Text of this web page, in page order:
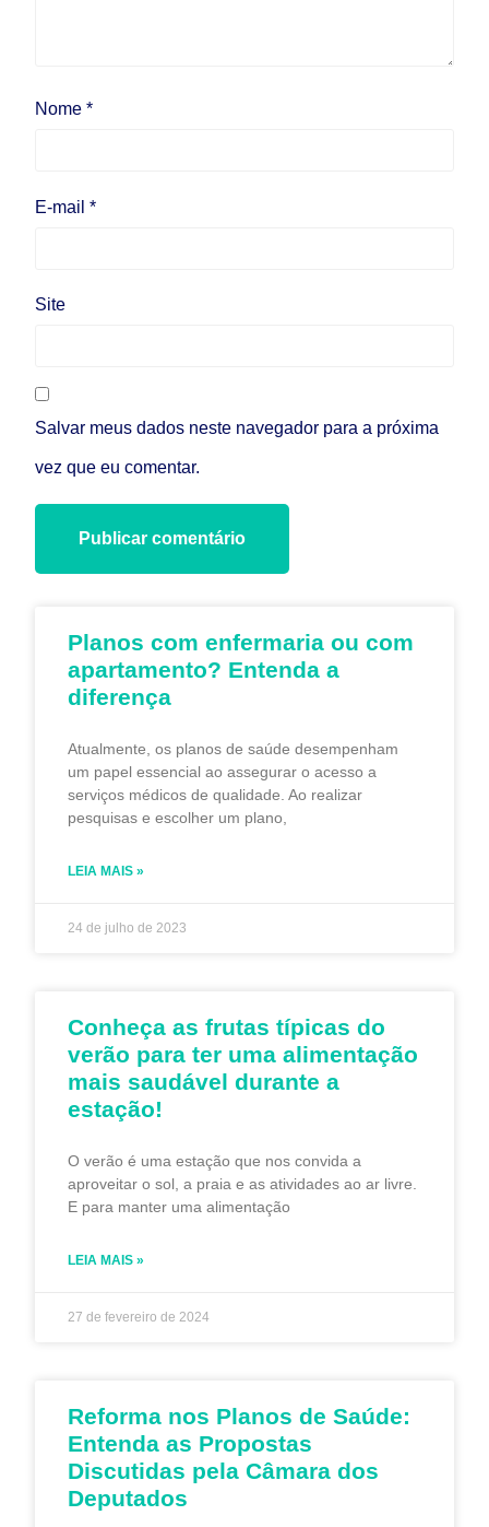
Nome *
E-mail *
Site
Salvar meus dados neste navegador para a próxima
vez que eu comentar.
Planos com enfermaria ou com
apartamento? Entenda a
diferença
Atualmente, os planos de saúde desempenham
um papel essencial ao assegurar o acesso a
serviços médicos de qualidade. Ao realizar
pesquisas e escolher um plano,
LEIA MAIS »
24 de julho de 2023
Conheça as frutas típicas do
verão para ter uma alimentação
mais saudável durante a
estação!
O verão é uma estação que nos convida a
aproveitar o sol, a praia e as atividades ao ar livre.
E para manter uma alimentação
LEIA MAIS »
27 de fevereiro de 2024
Reforma nos Planos de Saúde:
Entenda as Propostas
Discutidas pela Câmara dos
Deputados